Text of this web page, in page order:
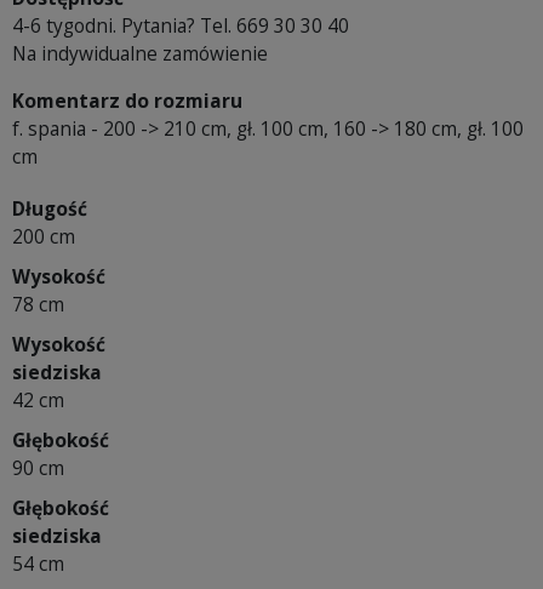
4-6 tygodni. Pytania? Tel. 669 30 30 40
Na indywidualne zamówienie
Komentarz do rozmiaru
f. spania - 200 -> 210 cm, gł. 100 cm, 160 -> 180 cm, gł. 100
cm
Długość
200 cm
Wysokość
78 cm
Wysokość
siedziska
42 cm
Głębokość
90 cm
Głębokość
siedziska
54 cm